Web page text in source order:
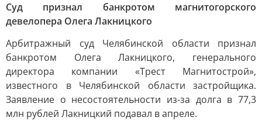
Суд признал банкротом магнитогорского
девелопера Олега Лакницкого
Арбитражный суд Челябинской области признал
банкротом Олега Лакницкого, генерального
директора компании «Трест Магнитострой»,
известного в Челябинской области застройщика.
Заявление о несостоятельности из-за долга в 77,3
млн рублей Лакницкий подавал в апреле.